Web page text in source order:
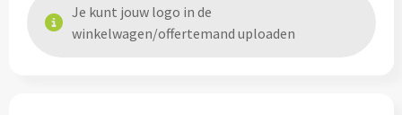
Thermosflessen bedrukken
Custom made knuffels
Je kunt jouw logo in de
winkelwagen/offertemand uploaden